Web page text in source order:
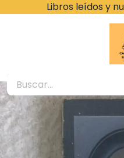
Libros leídos y